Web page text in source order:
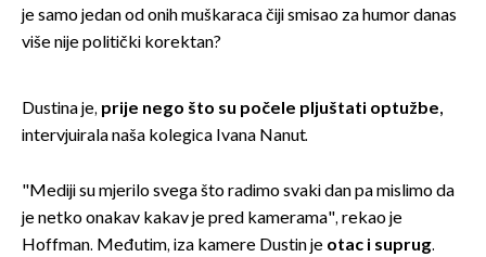
je samo jedan od onih muškaraca čiji smisao za humor danas
više nije politički korektan?
Dustina je, prije nego što su počele pljuštati optužbe,
intervjuirala naša kolegica Ivana Nanut.
"Mediji su mjerilo svega što radimo svaki dan pa mislimo da
je netko onakav kakav je pred kamerama", rekao je
Hoffman. Međutim, iza kamere Dustin je otac i suprug.